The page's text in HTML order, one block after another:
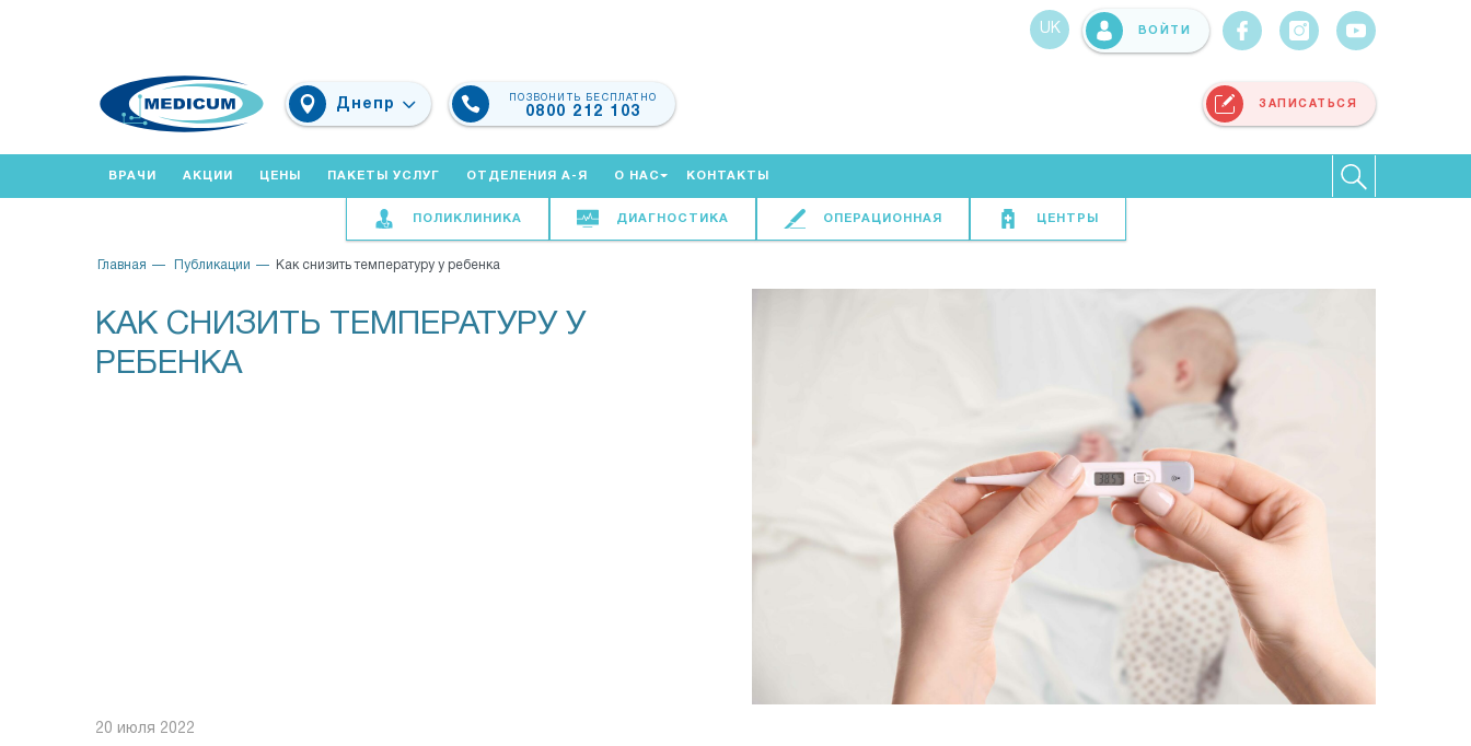
UK ВОЙТИ
Днепр ПОЗВОНИТЬ БЕСПЛАТНО
0800 212 103
ЗАПИСАТЬСЯ
ВРАЧИ АКЦИИ ЦЕНЫ ПАКЕТЫ УСЛУГ ОТДЕЛЕНИЯ А-Я О НАС КОНТАКТЫ
ПОЛИКЛИНИКА ДИАГНОСТИКА ОПЕРАЦИОННАЯ ЦЕНТРЫ
Главная Публикации Как снизить температуру у ребенка
КАК СНИЗИТЬ ТЕМПЕРАТУРУ У
РЕБЕНКА
20 июля 2022